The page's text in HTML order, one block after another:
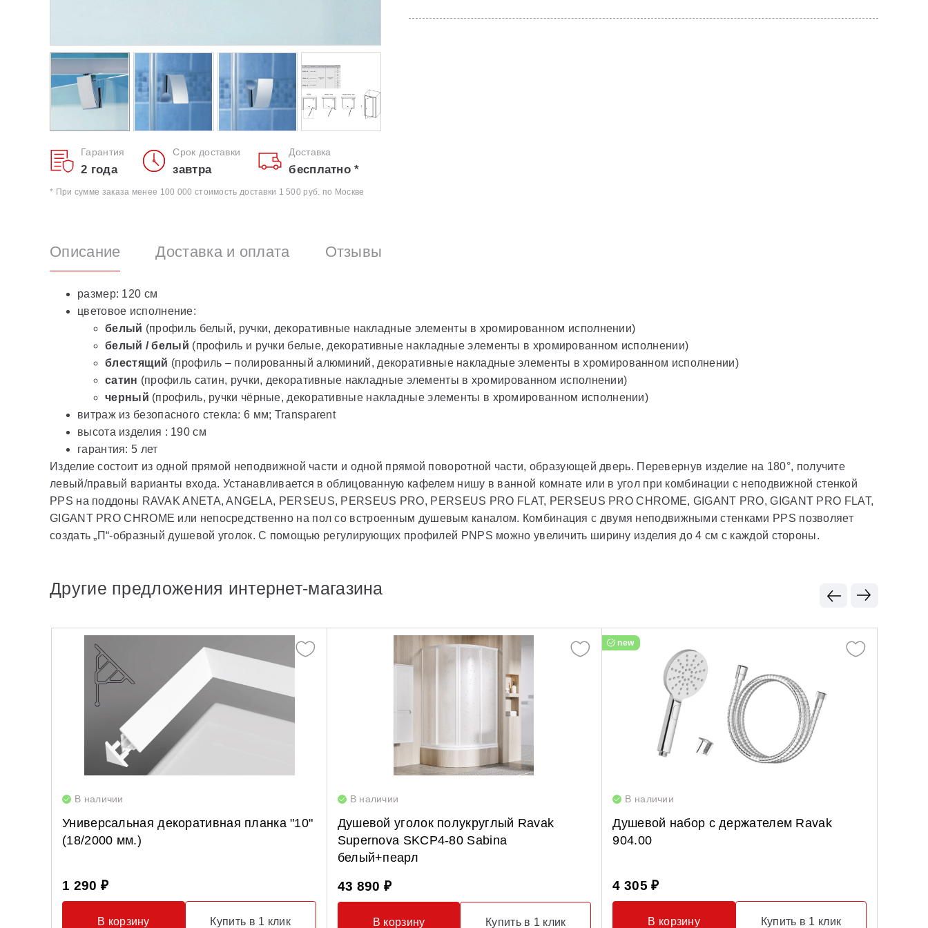
Гарантия
2 года
Срок доставки
завтра
Доставка
бесплатно *
* При сумме заказа менее 100 000 стоимость доставки 1 500 руб. по Москве
Описание Доставка и оплата Отзывы
размер: 120 см
цветовое исполнение:
белый (профиль белый, ручки, декоративные накладные элементы в хромированном исполнении)
белый / белый (профиль и ручки белые, декоративные накладные элементы в хромированном исполнении)
блестящий (профиль – полированный алюминий, декоративные накладные элементы в хромированном исполнении)
сатин (профиль сатин, ручки, декоративные накладные элементы в хромированном исполнении)
черный (профиль, ручки чёрные, декоративные накладные элементы в хромированном исполнении)
витраж из безопасного стекла: 6 мм; Transparent
высота изделия : 190 см
гарантия: 5 лет
Изделие состоит из одной прямой неподвижной части и одной прямой поворотной части, образующей дверь. Перевернув изделие на 180°, получите
левый/правый варианты входа. Устанавливается в облицованную кафелем нишу в ванной комнате или в угол при комбинации с неподвижной стенкой
PPS на поддоны RAVAK ANETA, ANGELA, PERSEUS, PERSEUS PRO, PERSEUS PRO FLAT, PERSEUS PRO CHROME, GIGANT PRO, GIGANT PRO FLAT,
GIGANT PRO CHROME или непосредственно на пол со встроенным душевым каналом. Комбинация с двумя неподвижными стенками PPS позволяет
создать „П“-образный душевой уголок. С помощью регулирующих профилей PNPS можно увеличить ширину изделия до 4 см с каждой стороны.
Другие предложения интернет-магазина
В наличии
Универсальная декоративная планка "10"
(18/2000 мм.)
1 290 ₽
В корзину Купить в 1 клик
В наличии
Душевой уголок полукруглый Ravak
Supernova SKCP4-80 Sabina
белый+пеарл
43 890 ₽
В корзину Купить в 1 клик
new
В наличии
Душевой набор с держателем Ravak
904.00
4 305 ₽
В корзину Купить в 1 клик